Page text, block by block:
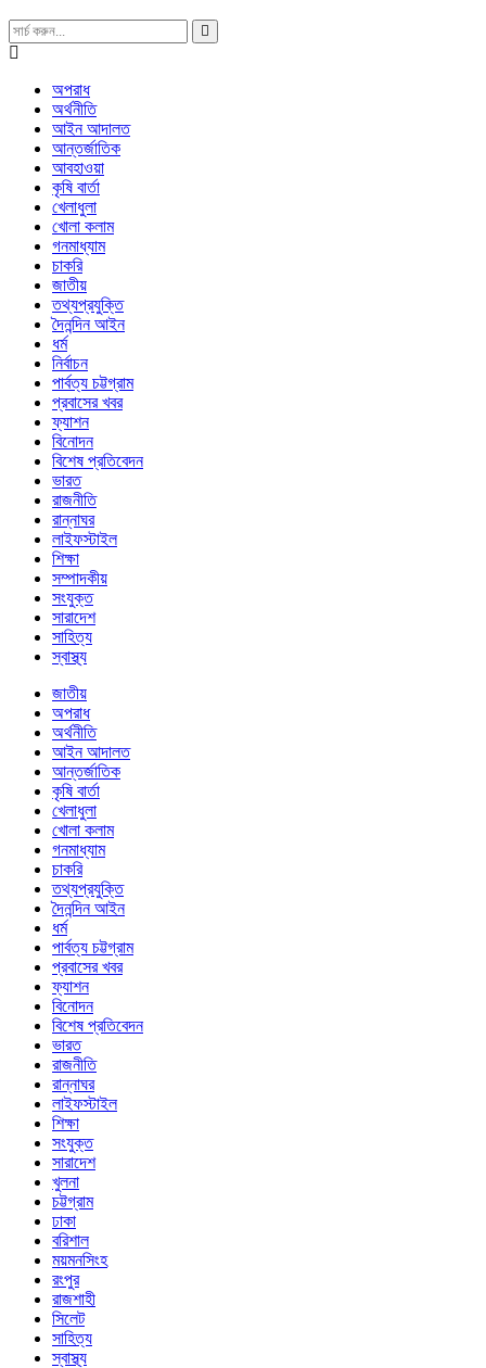
অপরাধ
অর্থনীতি
আইন আদালত
আন্তর্জাতিক
আবহাওয়া
কৃষি বার্তা
খেলাধুলা
খোলা কলাম
গনমাধ্যাম
চাকরি
জাতীয়
তথ্যপ্রযুক্তি
দৈনন্দিন আইন
ধর্ম
নির্বাচন
পার্বত্য চট্টগ্রাম
প্রবাসের খবর
ফ্যাশন
বিনোদন
বিশেষ প্রতিবেদন
ভারত
রাজনীতি
রান্নাঘর
লাইফস্টাইল
শিক্ষা
সম্পাদকীয়
সংযুক্ত
সারাদেশ
সাহিত্য
স্বাস্থ্য
জাতীয়
অপরাধ
অর্থনীতি
আইন আদালত
আন্তর্জাতিক
কৃষি বার্তা
খেলাধুলা
খোলা কলাম
গনমাধ্যাম
চাকরি
তথ্যপ্রযুক্তি
দৈনন্দিন আইন
ধর্ম
পার্বত্য চট্টগ্রাম
প্রবাসের খবর
ফ্যাশন
বিনোদন
বিশেষ প্রতিবেদন
ভারত
রাজনীতি
রান্নাঘর
লাইফস্টাইল
শিক্ষা
সংযুক্ত
সারাদেশ
খুলনা
চট্টগ্রাম
ঢাকা
বরিশাল
ময়মনসিংহ
রংপুর
রাজশাহী
সিলেট
সাহিত্য
স্বাস্থ্য